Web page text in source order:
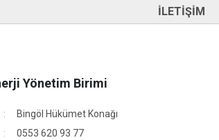
İLETİŞİM
Yönetim Birimi
Bingöl Hükümet Konağı
0553 620 93 77